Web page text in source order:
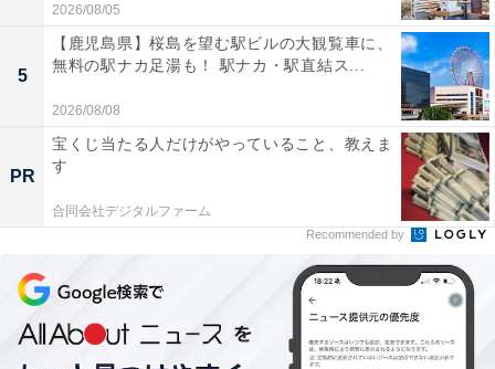
2026/08/05
5
【鹿児島県】桜島を望む駅ビルの大観覧車に、
無料の駅ナカ足湯も！ 駅ナカ・駅直結ス...
2026/08/08
PR
宝くじ当たる人だけがやっていること、教えま
す
合同会社デジタルファーム
Recommended by